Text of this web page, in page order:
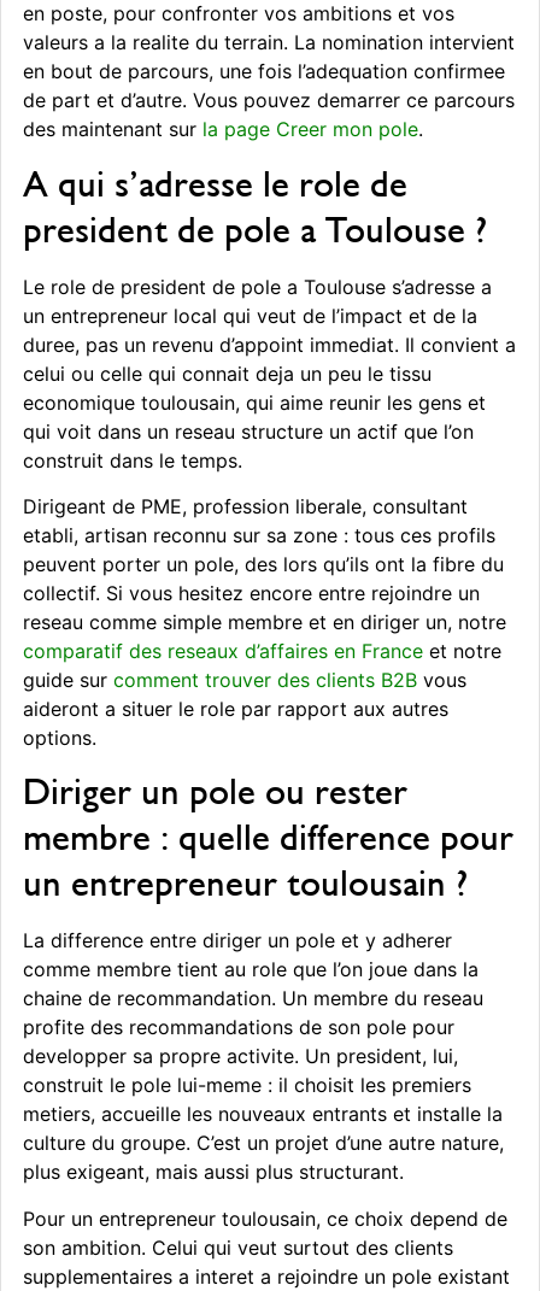
en poste, pour confronter vos ambitions et vos
valeurs a la realite du terrain. La nomination intervient
en bout de parcours, une fois l’adequation confirmee
de part et d’autre. Vous pouvez demarrer ce parcours
des maintenant sur la page Creer mon pole.
A qui s’adresse le role de
president de pole a Toulouse ?
Le role de president de pole a Toulouse s’adresse a
un entrepreneur local qui veut de l’impact et de la
duree, pas un revenu d’appoint immediat. Il convient a
celui ou celle qui connait deja un peu le tissu
economique toulousain, qui aime reunir les gens et
qui voit dans un reseau structure un actif que l’on
construit dans le temps.
Dirigeant de PME, profession liberale, consultant
etabli, artisan reconnu sur sa zone : tous ces profils
peuvent porter un pole, des lors qu’ils ont la fibre du
collectif. Si vous hesitez encore entre rejoindre un
reseau comme simple membre et en diriger un, notre
comparatif des reseaux d’affaires en Franceet notre
guide sur comment trouver des clients B2Bvous
aideront a situer le role par rapport aux autres
options.
Diriger un pole ou rester
membre : quelle difference pour
un entrepreneur toulousain ?
La difference entre diriger un pole et y adherer
comme membre tient au role que l’on joue dans la
chaine de recommandation. Un membre du reseau
profite des recommandations de son pole pour
developper sa propre activite. Un president, lui,
construit le pole lui-meme : il choisit les premiers
metiers, accueille les nouveaux entrants et installe la
culture du groupe. C’est un projet d’une autre nature,
plus exigeant, mais aussi plus structurant.
Pour un entrepreneur toulousain, ce choix depend de
son ambition. Celui qui veut surtout des clients
supplementaires a interet a rejoindre un pole existant